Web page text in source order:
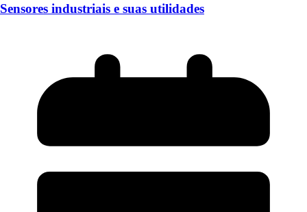
Sensores industriais e suas utilidades